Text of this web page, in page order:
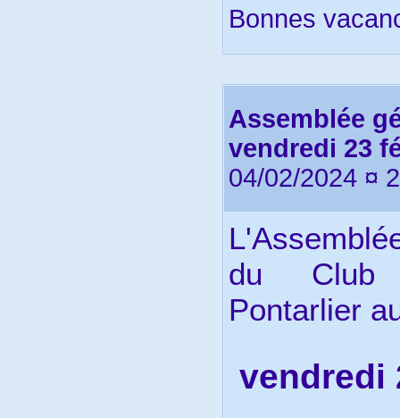
Bonnes
Assemblée
vendredi 23
04/02/2024 ¤
du Club
Pontarlier
vendredi